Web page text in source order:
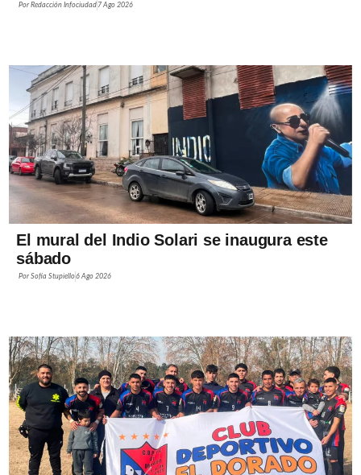
PorRedacción Infociudad 7 Ago 2026
El mural del Indio Solari se inaugura este
sábado
PorSofía Stupiello6 Ago 2026